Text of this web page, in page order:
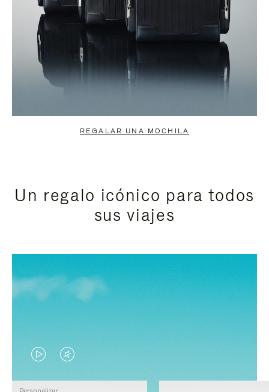
REGALAR UNA MOCHILA
Un regalo icónico para todos
sus viajes
EL
VÍDEO
EL
SONIDO